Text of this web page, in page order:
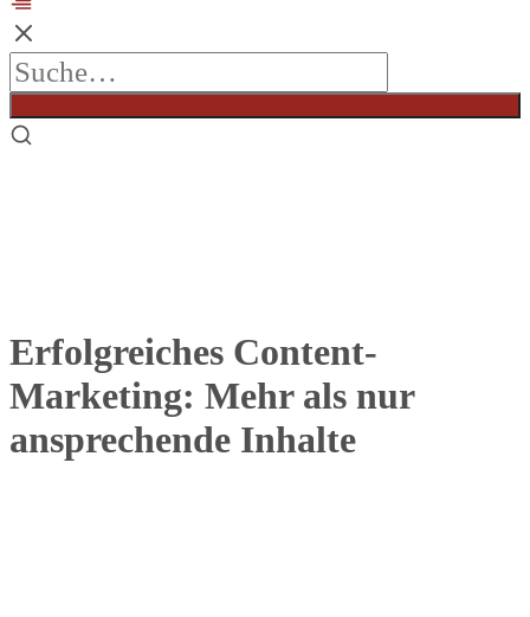
Erfolgreiches Content-
Marketing: Mehr als nur
ansprechende Inhalte